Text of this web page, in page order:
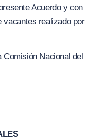
Acuerdo y con
vacantes realizado por
Comisión Nacional del